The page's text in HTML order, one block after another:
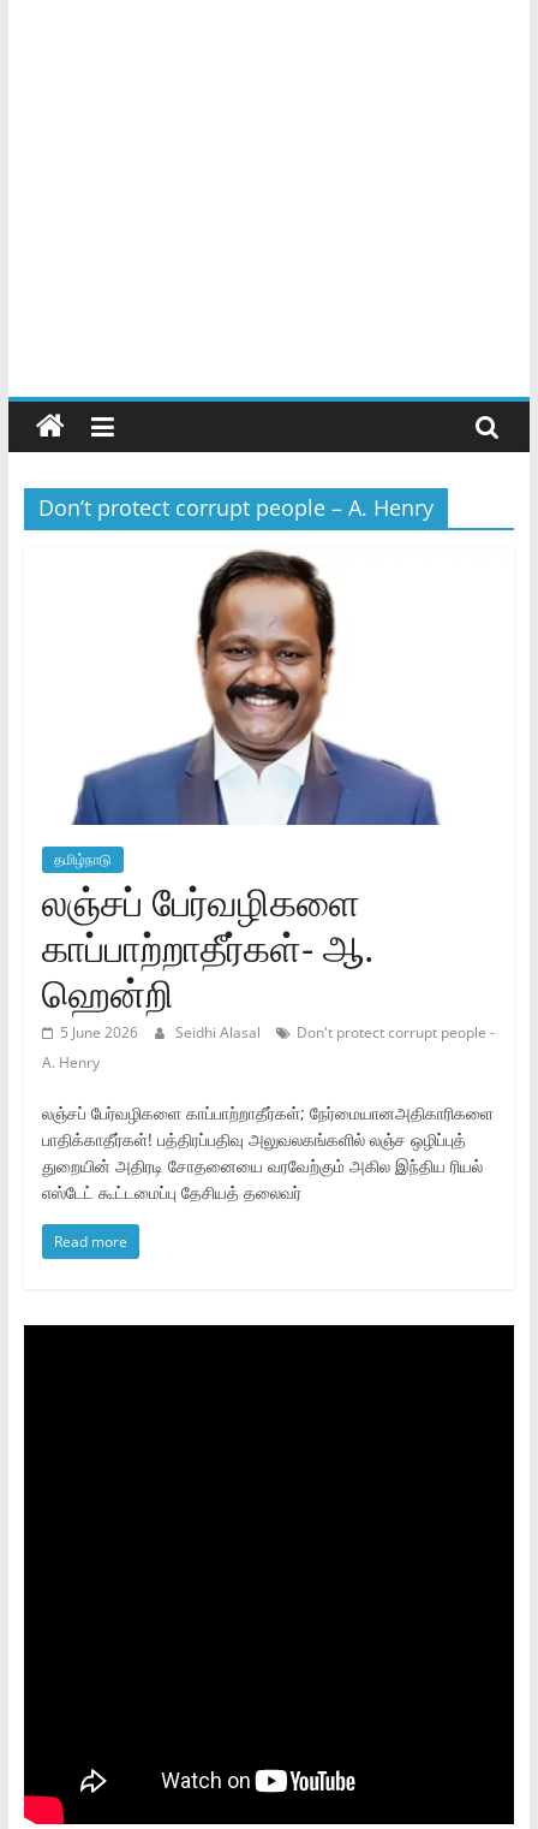
Don’t protect corrupt people – A. Henry
தமிழ்நாடு
லஞ்சப் பேர்வழிகளை
காப்பாற்றாதீர்கள்- ஆ.
ஹென்றி
5 June 2026 Seidhi Alasal
Don't protect corrupt people -
A. Henry
லஞ்சப் பேர்வழிகளை காப்பாற்றாதீர்கள்; நேர்மையானஅதிகாரிகளை
பாதிக்காதீர்கள்! பத்திரப்பதிவு அலுவலகங்களில் லஞ்ச ஒழிப்புத்
துறையின் அதிரடி சோதனையை வரவேற்கும் அகில இந்திய ரியல்
எஸ்டேட் கூட்டமைப்பு தேசியத் தலைவர்
Read more